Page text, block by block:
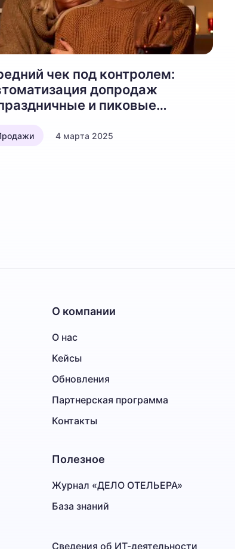
чек под контролем:
допродаж
и пиковые
4 марта 2025
О компании
О нас
Кейсы
Обновления
Партнерская программа
Контакты
Полезное
Журнал «ДЕЛО ОТЕЛЬЕРА»
База знаний
Сведения об ИТ-деятельности